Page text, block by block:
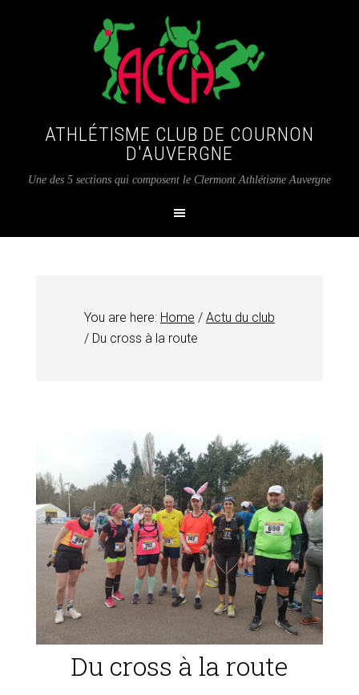
ATHLÉTISME CLUB DE COURNON
D'AUVERGNE
Une des 5 sections qui composent le Clermont Athlétisme Auvergne
You are here: Home / Actu du club
/Du cross à la route
Du cross à la route